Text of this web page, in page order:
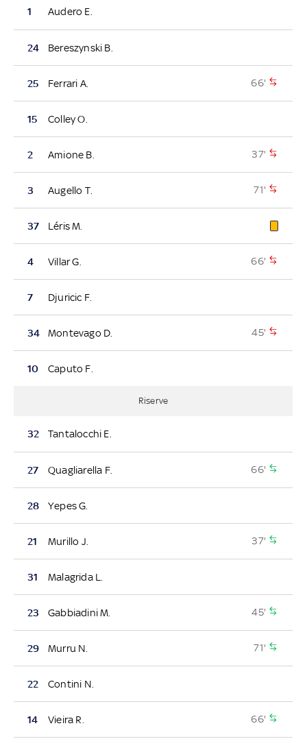
1 Audero E.
24 Bereszynski B.
25 Ferrari A. 66'
15 Colley O.
2 Amione B. 37'
3 Augello T. 71'
37 Léris M.
4 Villar G. 66'
7 Djuricic F.
34 Montevago D. 45'
10 Caputo F.
Riserve
32 Tantalocchi E.
27 Quagliarella F. 66'
28 Yepes G.
21 Murillo J. 37'
31 Malagrida L.
23 Gabbiadini M. 45'
29 Murru N. 71'
22 Contini N.
14 Vieira R. 66'